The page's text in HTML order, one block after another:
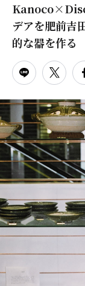
特集
TAX FREE
DELIVERY
オンラインストア
リクルート
デアを肥前吉
的な器を作る